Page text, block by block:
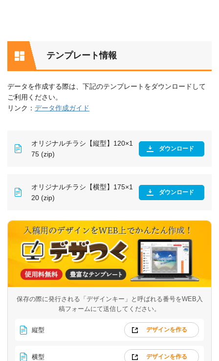
テンプレート情報
データを作成する際は、下記のテンプレートをダウンロードして
ご利用ください。
リンク： データ作成ガイド
オリジナルチラシ【縦型】120×1
75 (zip)
ダウンロード
オリジナルチラシ【横型】175×1
20 (zip)
ダウンロード
保存の際に発行される「デザインキー」と呼ばれる番号をWEB入
稿フォームにて送信してください。
縦型 デザインを作る
横型 デザインを作る